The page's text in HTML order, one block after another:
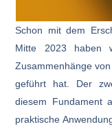
Schon mit dem
Mitte 2023 haben
Zusammenhänge
geführt hat. Der
diesem Fundament
praktische